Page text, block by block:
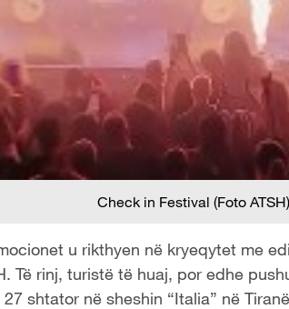
Check in Festival (Foto ATSH)
u rikthyen në kryeqytet me
Të rinj, turistë të huaj, por edhe
shtator në sheshin “Italia” në